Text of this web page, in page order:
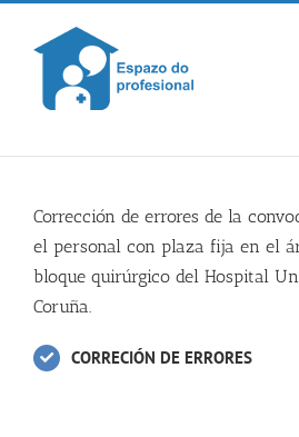
Skip
content
Corrección de errores de la
el personal con plaza fija en el
bloque quirúrgico del Hospital
Coruña.
CORRECIÓN DE ERRORES